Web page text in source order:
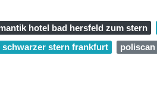
hotel bad hersfeld zum stern
schwarzer stern frankfurt